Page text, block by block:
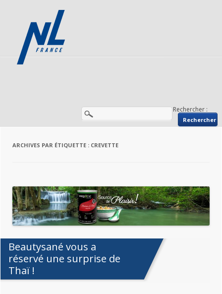
Rechercher :
ARCHIVES PAR ÉTIQUETTE : CREVETTE
Beautysané vous a
réservé une surprise de
Thaï !